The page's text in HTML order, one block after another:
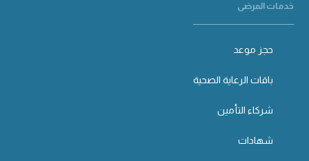
خدمات المرضى
حجز موعد
باقات الرعاية الصحية
شركاء التأمين
شهادات